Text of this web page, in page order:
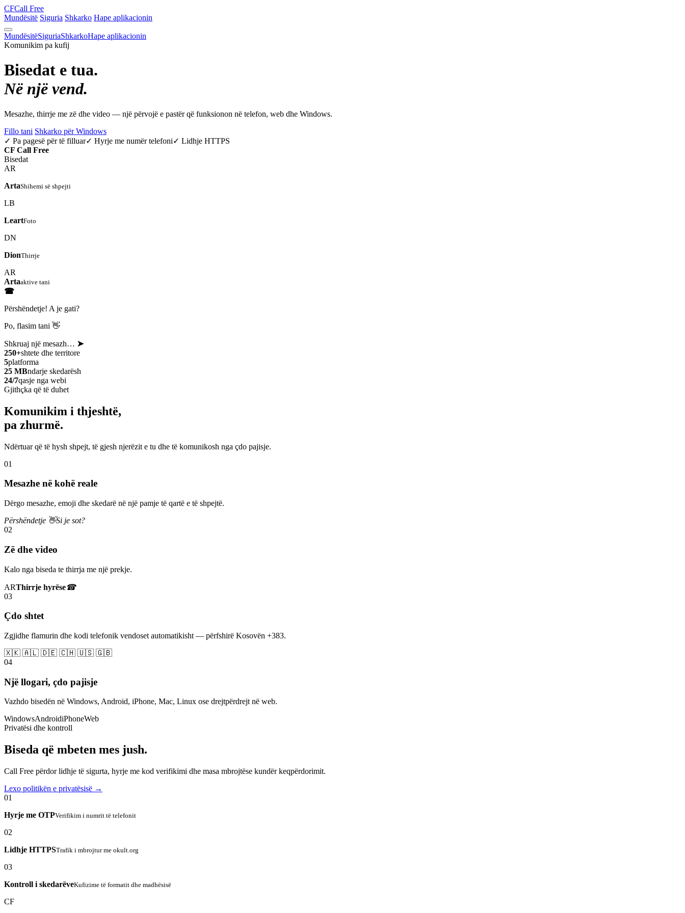
CFCall Free
Mundësitë Siguria Shkarko Hape aplikacionin
MundësitëSiguriaShkarkoHape aplikacionin
Komunikim pa kufij
Bisedat e tua.
Në një vend.
Mesazhe, thirrje me zë dhe video — një përvojë e pastër që funksionon në telefon, web dhe Windows.
Fillo tani Shkarko për Windows
✓ Pa pagesë për të filluar✓ Hyrje me numër telefoni✓ Lidhje HTTPS
CF Call Free
Bisedat
AR
ArtaShihemi së shpejti
LB
LeartFoto
DN
DionThirrje
AR
Artaaktive tani
☎
Përshëndetje! A je gati?
Po, flasim tani 👋
Shkruaj një mesazh… ➤
250+shtete dhe territore
5platforma
25 MBndarje skedarësh
24/7qasje nga webi
Gjithçka që të duhet
Komunikim i thjeshtë,
pa zhurmë.
Ndërtuar që të hysh shpejt, të gjesh njerëzit e tu dhe të komunikosh nga çdo pajisje.
01
Mesazhe në kohë reale
Dërgo mesazhe, emoji dhe skedarë në një pamje të qartë e të shpejtë.
Përshëndetje 👋Si je sot?
02
Zë dhe video
Kalo nga biseda te thirrja me një prekje.
ARThirrje hyrëse☎
03
Çdo shtet
Zgjidhe flamurin dhe kodi telefonik vendoset automatikisht — përfshirë Kosovën +383.
🇽🇰 🇦🇱 🇩🇪 🇨🇭 🇺🇸 🇬🇧
04
Një llogari, çdo pajisje
Vazhdo bisedën në Windows, Android, iPhone, Mac, Linux ose drejtpërdrejt në web.
WindowsAndroidiPhoneWeb
Privatësi dhe kontroll
Biseda që mbeten mes jush.
Call Free përdor lidhje të sigurta, hyrje me kod verifikimi dhe masa mbrojtëse kundër keqpërdorimit.
Lexo politikën e privatësisë →
01
Hyrje me OTPVerifikim i numrit të telefonit
02
Lidhje HTTPSTrafik i mbrojtur me okult.org
03
Kontroll i skedarëveKufizime të formatit dhe madhësisë
CF